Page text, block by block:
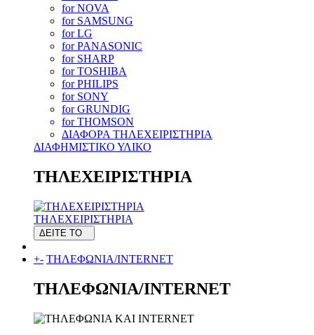
for NOVA
for SAMSUNG
for LG
for PANASONIC
for SHARP
for TOSHIBA
for PHILIPS
for SONY
for GRUNDIG
for THOMSON
ΔΙΑΦΟΡΑ ΤΗΛΕΧΕΙΡΙΣΤΗΡΙΑ
ΔΙΑΦΗΜΙΣΤΙΚΟ ΥΛΙΚΟ
ΤΗΛΕΧΕΙΡΙΣΤΗΡΙΑ
ΤΗΛΕΧΕΙΡΙΣΤΗΡΙΑ
ΔΕΙΤΕ ΤΟ
+- ΤΗΛΕΦΩΝΙΑ/INTERNET
ΤΗΛΕΦΩΝΙΑ/INTERNET